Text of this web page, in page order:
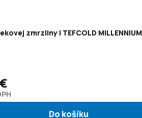
zmrzliny | TEFCOLD MILLENNIUM